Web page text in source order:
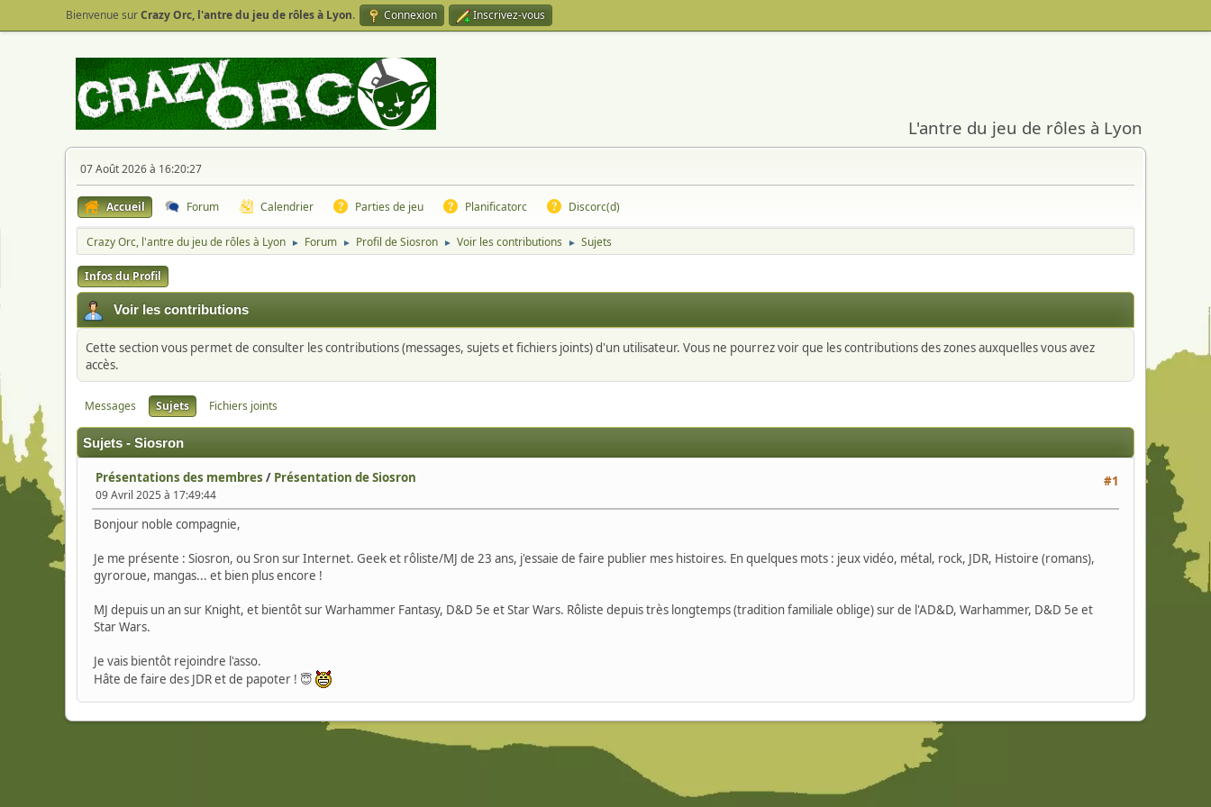
Bienvenue surCrazy Orc, l'antre du jeu de rôles à Lyon. Connexion Inscrivez-vous
L'antre du jeu de rôles à Lyon
07 Août 2026 à 16:20:27
Accueil Forum Calendrier Parties de jeu Planificatorc Discorc(d)
Crazy Orc, l'antre du jeu de rôles à Lyon ► Forum ► Profil de Siosron ► Voir les contributions ► Sujets
Infos du Profil
Voir les contributions
Cette section vous permet de consulter les contributions (messages, sujets et fichiers joints) d'un utilisateur. Vous ne pourrez voir que les contributions des zones auxquelles vous avez
accès.
Messages Sujets Fichiers joints
Sujets - Siosron
#1
Présentations des membres / Présentation de Siosron
09 Avril 2025 à 17:49:44
Bonjour noble compagnie,
Je me présente : Siosron, ou Sron sur Internet. Geek et rôliste/MJ de 23 ans, j'essaie de faire publier mes histoires. En quelques mots : jeux vidéo, métal, rock, JDR, Histoire (romans),
gyroroue, mangas... et bien plus encore !
MJ depuis un an sur Knight, et bientôt sur Warhammer Fantasy, D&D 5e et Star Wars. Rôliste depuis très longtemps (tradition familiale oblige) sur de l'AD&D, Warhammer, D&D 5e et
Star Wars.
Je vais bientôt rejoindre l'asso.
Hâte de faire des JDR et de papoter ! 😇